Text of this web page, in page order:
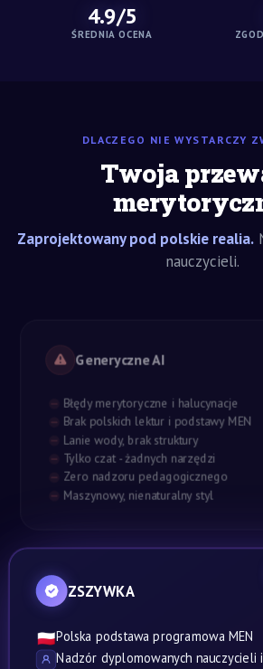
4.9/5
ŚREDNIA OCENA
DLACZEGO NIE WYSTARCZY
Twoja
Zaprojektowany pod polskie realia.
nauczycieli.
Generyczne AI
Błędy merytoryczne i halucynacje
Brak polskich lektur i podstawy MEN
Lanie wody, brak struktury
Tylko czat - żadnych narzędzi
Zero nadzoru pedagogicznego
Maszynowy, nienaturalny styl
ZSZYWKA
🇵🇱Polska podstawa programowa MEN
Nadzór dyplomowanych nauczycieli